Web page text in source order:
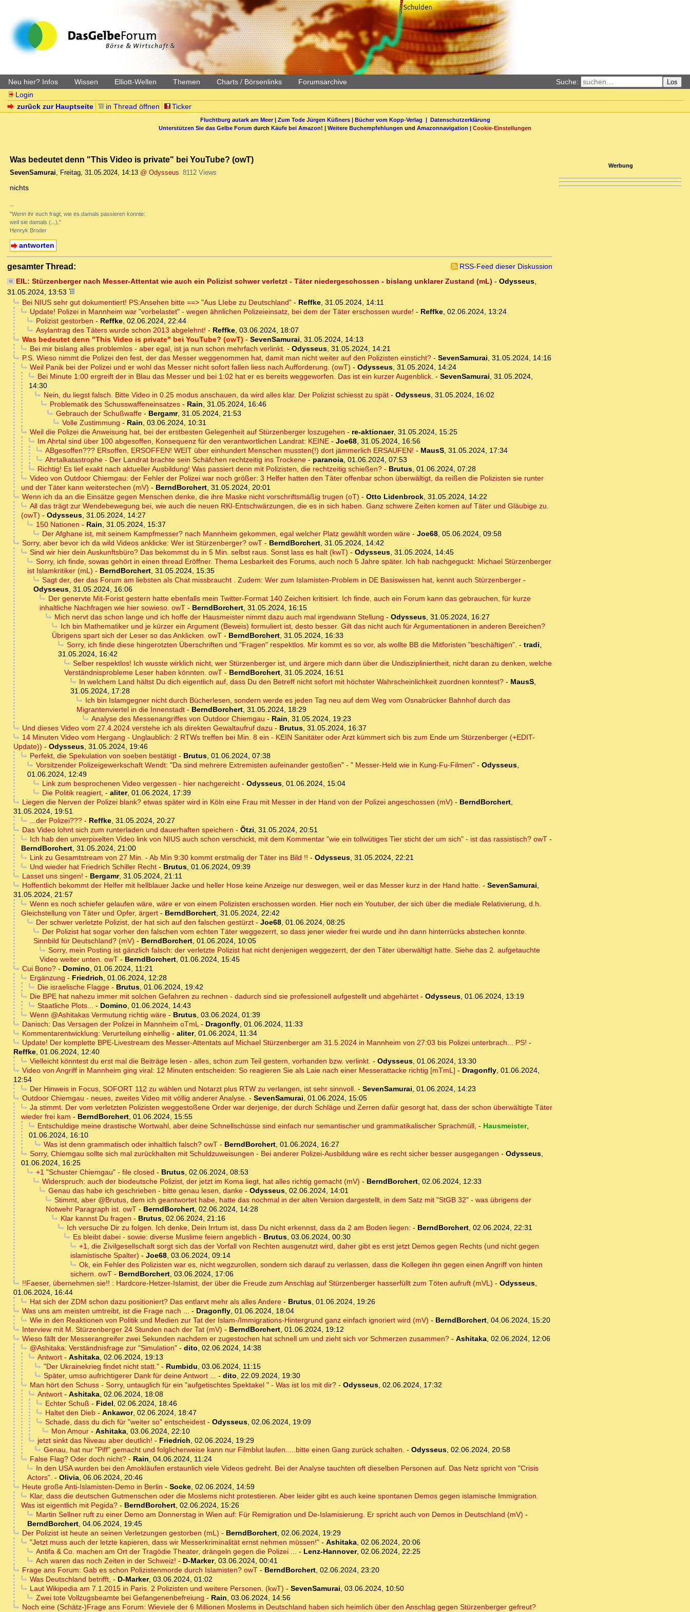
Neu hier? Infos Wissen Elliott-Wellen Themen Charts / Börsenlinks Forumsarchive Suche: Los
Login
zurück zur Hauptseite
in Thread öffnen Ticker
Fluchtburg autark am Meer| Zum Tode Jürgen Küßners| Bücher vom Kopp-Verlag | Datenschutzerklärung
Unterstützen Sie das Gelbe Forum durch Käufe bei Amazon! | Weitere Buchempfehlungen und Amazonnavigation | Cookie-Einstellungen
Was bedeutet denn "This Video is private" bei YouTube? (owT)
SevenSamurai, Freitag, 31.05.2024, 14:13 @ Odysseus 8112 Views
nichts
--
"Wenn ihr euch fragt, wie es damals passieren konnte:
weil sie damals (...)."
Henryk Broder
antworten
gesamter Thread:
RSS-Feed dieser Diskussion
EIL: Stürzenberger nach Messer-Attentat wie auch ein Polizist schwer verletzt - Täter niedergeschossen - bislang unklarer Zustand (mL) - Odysseus,
31.05.2024, 13:53
Bei NIUS sehr gut dokumentiert! PS:Ansehen bitte ==> "Aus LIebe zu Deutschland"- Reffke, 31.05.2024, 14:11
Update! Polizei in Mannheim war "vorbelastet" - wegen ähnlichen Polizeieinsatz, bei dem der Täter erschossen wurde! - Reffke, 02.06.2024, 13:24
Polizist gestorben - Reffke, 02.06.2024, 22:44
Asylantrag des Täters wurde schon 2013 abgelehnt! - Reffke, 03.06.2024, 18:07
Was bedeutet denn "This Video is private" bei YouTube? (owT) - SevenSamurai, 31.05.2024, 14:13
Bei mir bislang alles problemlos - aber egal, ist ja nun schon mehrfach verlinkt. - Odysseus, 31.05.2024, 14:21
P.S. Wieso nimmt die Polizei den fest, der das Messer weggenommen hat, damit man nicht weiter auf den Polizisten einsticht?- SevenSamurai, 31.05.2024, 14:16
Weil Panik bei der Polizei und er wohl das Messer nicht sofort fallen liess nach Aufforderung. (owT) - Odysseus, 31.05.2024, 14:24
Bei Minute 1:00 ergreift der in Blau das Messer und bei 1:02 hat er es bereits weggeworfen. Das ist ein kurzer Augenblick. - SevenSamurai, 31.05.2024,
14:30
Nein, du liegst falsch. Bitte Video in 0.25 modus anschauen, da wird alles klar. Der Polizist schiesst zu spät- Odysseus, 31.05.2024, 16:02
Problematik des Schusswaffeneinsatzes- Rain, 31.05.2024, 16:46
Gebrauch der Schußwaffe- Bergamr, 31.05.2024, 21:53
Volle Zustimmung - Rain, 03.06.2024, 10:31
Weil die Polizei die Anweisung hat, bei der erstbesten Gelegenheit auf Stürzenberger loszugehen - re-aktionaer, 31.05.2024, 15:25
Im Ahrtal sind über 100 abgesoffen, Konsequenz für den verantwortlichen Landrat: KEINE- Joe68, 31.05.2024, 16:56
ABgesoffen??? ERsoffen, ERSOFFEN! WEIT über einhundert Menschen mussten(!) dort jämmerlich ERSAUFEN! - MausS, 31.05.2024, 17:34
Ahrtalkatastrophe - Der Landrat brachte sein Schäfchen rechtzeitig ins Trockene- paranoia, 01.06.2024, 07:53
Richtig! Es lief exakt nach aktueller Ausbildung! Was passiert denn mit Polizisten, die rechtzeitig schießen?- Brutus, 01.06.2024, 07:28
Video von Outdoor Chiemgau: der Fehler der Polizei war noch größer: 3 Helfer hatten den Täter offenbar schon überwältigt, da reißen die Polizisten sie runter
und der Täter kann weiterstechen (mV) - BerndBorchert, 31.05.2024, 20:01
Wenn ich da an die Einsätze gegen Menschen denke, die ihre Maske nicht vorschriftsmäßig trugen (oT) - Otto Lidenbrock, 31.05.2024, 14:22
All das trägt zur Wendebewegung bei, wie auch die neuen RKI-Entschwärzungen, die es in sich haben. Ganz schwere Zeiten komen auf Täter und Gläubige zu.
(owT) - Odysseus, 31.05.2024, 14:27
150 Nationen - Rain, 31.05.2024, 15:37
Der Afghane ist, mit seinem Kampfmesser? nach Mannheim gekommen, egal welcher Platz gewählt worden wäre- Joe68, 05.06.2024, 09:58
Sorry, aber bevor ich da wild Videos anklicke: Wer ist Stürzenberger? owT- BerndBorchert, 31.05.2024, 14:42
Sind wir hier dein Auskunftsbüro? Das bekommst du in 5 Min. selbst raus. Sonst lass es halt (kwT) - Odysseus, 31.05.2024, 14:45
Sorry, ich finde, sowas gehört in einen thread Eröffner. Thema Lesbarkeit des Forums, auch noch 5 Jahre später. Ich hab nachgeguckt: Michael Stürzenberger
ist Islamkritiker (mL) - BerndBorchert, 31.05.2024, 15:35
Sagt der, der das Forum am liebsten als Chat missbraucht . Zudem: Wer zum Islamisten-Problem in DE Basiswissen hat, kennt auch Stürzenberger-
Odysseus, 31.05.2024, 16:06
Der genervte Mit-Forist gestern hatte ebenfalls mein Twitter-Format 140 Zeichen kritisiert. Ich finde, auch ein Forum kann das gebrauchen, für kurze
inhaltliche Nachfragen wie hier sowieso. owT - BerndBorchert, 31.05.2024, 16:15
Mich nervt das schon lange und ich hoffe der Hausmeister nimmt dazu auch mal irgendwann Stellung - Odysseus, 31.05.2024, 16:27
Ich bin Mathematiker und je kürzer ein Argument (Beweis) formuliert ist, desto besser. Gilt das nicht auch für Argumentationen in anderen Bereichen?
Übrigens spart sich der Leser so das Anklicken. owT - BerndBorchert, 31.05.2024, 16:33
Sorry, ich finde diese hingerotzten Überschriften und "Fragen" respektlos. Mir kommt es so vor, als wollte BB die Mitforisten "beschäftigen". - tradi,
31.05.2024, 16:42
Selber respektlos! Ich wusste wirklich nicht, wer Stürzenberger ist, und ärgere mich dann über die Undiszipliniertheit, nicht daran zu denken, welche
Verständnisprobleme Leser haben könnten. owT - BerndBorchert, 31.05.2024, 16:51
In welchem Land hältst Du dich eigentlich auf, dass Du den Betreff nicht sofort mit höchster Wahrscheinlichkeit zuordnen konntest?- MausS,
31.05.2024, 17:28
Ich bin Islamgegner nicht durch Bücherlesen, sondern werde es jeden Tag neu auf dem Weg vom Osnabrücker Bahnhof durch das
Migrantenviertel in die Innenstadt - BerndBorchert, 31.05.2024, 18:29
Analyse des Messenangriffes von Outdoor Chiemgau - Rain, 31.05.2024, 19:23
Und dieses Video vom 27.4.2024 verstehe ich als direkten Gewaltaufruf dazu - Brutus, 31.05.2024, 16:37
14 Minuten Video vom Hergang - Unglaublich: 2 RTWs treffen bei Min. 8 ein - KEIN Sanitäter oder Arzt kümmert sich bis zum Ende um Stürzenberger (+EDIT-
Update)) - Odysseus, 31.05.2024, 19:46
Perfekt, die Spekulation von soeben bestätigt- Brutus, 01.06.2024, 07:38
Vorsitzender Polizeigewerkschaft Wendt: "Da sind mehrere Extremisten aufeinander gestoßen" - " Messer-Held wie in Kung-Fu-Filmen"- Odysseus,
01.06.2024, 12:49
Link zum besprochenen Video vergessen - hier nachgereicht- Odysseus, 01.06.2024, 15:04
Die Politik reagiert, - aliter, 01.06.2024, 17:39
Liegen die Nerven der Polizei blank? etwas später wird in Köln eine Frau mit Messer in der Hand von der Polizei angeschossen (mV) - BerndBorchert,
31.05.2024, 19:51
...der Polizei???- Reffke, 31.05.2024, 20:27
Das Video lohnt sich zum runterladen und dauerhaften speichern - Ötzi, 31.05.2024, 20:51
Ich hab den unverpixelten Video link von NIUS auch schon verschickt, mit dem Kommentar "wie ein tollwütiges Tier sticht der um sich" - ist das rassistisch? owT-
BerndBorchert, 31.05.2024, 21:00
Link zu Gesamtstream von 27 Min. - Ab Min 9:30 kommt erstmalig der Täter ins Bild !! - Odysseus, 31.05.2024, 22:21
Und wieder hat Friedrich Schiller Recht- Brutus, 01.06.2024, 09:39
Lasset uns singen! - Bergamr, 31.05.2024, 21:11
Hoffentlich bekommt der Helfer mit hellblauer Jacke und heller Hose keine Anzeige nur deswegen, weil er das Messer kurz in der Hand hatte. - SevenSamurai,
31.05.2024, 21:57
Wenn es noch schiefer gelaufen wäre, wäre er von einem Polizisten erschossen worden. Hier noch ein Youtuber, der sich über die mediale Relativierung, d.h.
Gleichstellung von Täter und Opfer, ärgert - BerndBorchert, 31.05.2024, 22:42
Der schwer verletzte Polizist, der hat sich auf den falschen gestürzt- Joe68, 01.06.2024, 08:25
Der Polizist hat sogar vorher den falschen vom echten Täter weggezerrt, so dass jener wieder frei wurde und ihn dann hinterrücks abstechen konnte.
Sinnbild für Deutschland? (mV) - BerndBorchert, 01.06.2024, 10:05
Sorry, mein Posting ist gänzlich falsch: der verletzte Polizist hat nicht denjenigen weggezerrt, der den Täter überwältigt hatte. Siehe das 2. aufgetauchte
Video weiter unten. owT - BerndBorchert, 01.06.2024, 15:45
Cui Bono?- Domino, 01.06.2024, 11:21
Ergänzung - Friedrich, 01.06.2024, 12:28
Die israelische Flagge- Brutus, 01.06.2024, 19:42
Die BPE hat nahezu immer mit solchen Gefahren zu rechnen - dadurch sind sie professionell aufgestellt und abgehärtet- Odysseus, 01.06.2024, 13:19
Staatliche Plots... - Domino, 01.06.2024, 14:43
Wenn @Ashitakas Vermutung richtig wäre- Brutus, 03.06.2024, 01:39
Danisch: Das Versagen der Polizei in Mannheim oTmL- Dragonfly, 01.06.2024, 11:33
Kommentarentwicklung: Verurteilung einhellig - aliter, 01.06.2024, 11:34
Update! Der komplette BPE-Livestream des Messer-Attentats auf Michael Stürzenberger am 31.5.2024 in Mannheim von 27:03 bis Polizei unterbrach... PS! -
Reffke, 01.06.2024, 12:40
Vielleicht könntest du erst mal die Beiträge lesen - alles, schon zum Teil gestern, vorhanden bzw. verlinkt. - Odysseus, 01.06.2024, 13:30
Video von Angriff in Mannheim ging viral: 12 Minuten entscheiden: So reagieren Sie als Laie nach einer Messerattacke richtig [mTmL] - Dragonfly, 01.06.2024,
12:54
Der Hinweis in Focus, SOFORT 112 zu wählen und Notarzt plus RTW zu verlangen, ist sehr sinnvoll. - SevenSamurai, 01.06.2024, 14:23
Outdoor Chiemgau - neues, zweites Video mit völlig anderer Analyse. - SevenSamurai, 01.06.2024, 15:05
Ja stimmt. Der vom verletzten Polizisten weggestoßene Order war derjenige, der durch Schläge und Zerren dafür gesorgt hat, dass der schon überwältigte Täter
wieder frei kam - BerndBorchert, 01.06.2024, 15:55
Entschuldige meine drastische Wortwahl, aber deine Schnellschüsse sind einfach nur semantischer und grammatikalischer Sprachmüll, - Hausmeister,
01.06.2024, 16:10
Was ist denn grammatisch oder inhaltlich falsch? owT- BerndBorchert, 01.06.2024, 16:27
Sorry, Chiemgau sollte sich mal zurückhalten mit Schuldzuweisungen - Bei anderer Polizei-Ausbildung wäre es recht sicher besser ausgegangen - Odysseus,
01.06.2024, 16:25
+1 "Schuster Chiemgau" - file closed - Brutus, 02.06.2024, 08:53
Widerspruch: auch der biodeutsche Polizist, der jetzt im Koma liegt, hat alles richtig gemacht (mV) - BerndBorchert, 02.06.2024, 12:33
Genau das habe ich geschrieben - bitte genau lesen, danke- Odysseus, 02.06.2024, 14:01
Stimmt, aber @Brutus, dem ich geantwortet habe, hatte das nochmal in der alten Version dargestellt, in dem Satz mit "StGB 32" - was übrigens der
Notwehr Paragraph ist. owT - BerndBorchert, 02.06.2024, 14:28
Klar kannst Du fragen - Brutus, 02.06.2024, 21:16
Ich versuche Dir zu folgen. Ich denke, Dein Irrtum ist, dass Du nicht erkennst, dass da 2 am Boden liegen: - BerndBorchert, 02.06.2024, 22:31
Es bleibt dabei - sowie: diverse Muslime feiern angeblich - Brutus, 03.06.2024, 00:30
+1, die Zivilgesellschaft sorgt sich das der Vorfall von Rechten ausgenutzt wird, daher gibt es erst jetzt Demos gegen Rechts (und nicht gegen
islamistische Spalter) - Joe68, 03.06.2024, 09:14
Ok, ein Fehler des Polizisten war es, nicht wegzurollen, sondern sich darauf zu verlassen, dass die Kollegen ihn gegen einen Angriff von hinten
sichern. owT - BerndBorchert, 03.06.2024, 17:06
!!Faeser, übernehmen sie!! : Hardcore-Hetzer-Islamist, der über die Freude zum Anschlag auf Stürzenberger hasserfüllt zum Töten aufruft (mVL) - Odysseus,
01.06.2024, 16:44
Hat sich der ZDM schon dazu positioniert? Das entlarvt mehr als alles Andere- Brutus, 01.06.2024, 19:26
Was uns am meisten umtreibt, ist die Frage nach ... - Dragonfly, 01.06.2024, 18:04
Wie in den Reaktionen von Politik und Medien zur Tat der Islam-/Immigrations-Hintergrund ganz einfach ignoriert wird (mV) - BerndBorchert, 04.06.2024, 15:20
Interview mit M. Stürzenberger 24 Stunden nach der Tat (mV) - BerndBorchert, 01.06.2024, 19:12
Wieso fällt der Messerangreifer zwei Sekunden nachdem er zugestochen hat schnell um und zieht sich vor Schmerzen zusammen?- Ashitaka, 02.06.2024, 12:06
@Ashitaka: Verständnisfrage zur "Simulation"- dito, 02.06.2024, 14:38
Antwort- Ashitaka, 02.06.2024, 19:13
"Der Ukrainekrieg findet nicht statt."- Rumbidu, 03.06.2024, 11:15
Später, umso aufrichtigerer Dank für deine Antwort ... - dito, 22.09.2024, 19:30
Man hört den Schuss - Sorry, untauglich für ein "aufgetischtes Spektakel " - Was ist los mit dir?- Odysseus, 02.06.2024, 17:32
Antwort- Ashitaka, 02.06.2024, 18:08
Echter Schuß - Fidel, 02.06.2024, 18:46
Haltet den Dieb- Ankawor, 02.06.2024, 18:47
Schade, dass du dich für "weiter so" entscheidest- Odysseus, 02.06.2024, 19:09
Mon Amour- Ashitaka, 03.06.2024, 22:10
jetzt sinkt das Niveau aber deutlich! - Friedrich, 02.06.2024, 19:29
Genau, hat nur "Piff" gemacht und folglicherweise kann nur Filmblut laufen.....bitte einen Gang zurück schalten. - Odysseus, 02.06.2024, 20:58
False Flag? Oder doch nicht?- Rain, 04.06.2024, 11:24
In den USA wurden bei den Amokläufen erstaunlich viele Videos gedreht. Bei der Analyse tauchten oft dieselben Personen auf. Das Netz spricht von "Crisis
Actors". - Olivia, 06.06.2024, 20:46
Heute große Anti-Islamisten-Demo in Berlin - Socke, 02.06.2024, 14:59
Klar, dass die deutschen Gutmenschen oder die Moslems nicht protestieren. Aber leider gibt es auch keine spontanen Demos gegen islamische Immigration.
Was ist eigentlich mit Pegida? - BerndBorchert, 02.06.2024, 15:26
Martin Sellner ruft zu einer Demo am Donnerstag in Wien auf: Für Remigration und De-Islamisierung. Er spricht auch von Demos in Deutschland (mV) -
BerndBorchert, 04.06.2024, 19:45
Der Polizist ist heute an seinen Verletzungen gestorben (mL) - BerndBorchert, 02.06.2024, 19:29
"Jetzt muss auch der letzte kapieren, dass wir Messerkriminalität ernst nehmen müssen!"- Ashitaka, 02.06.2024, 20:06
Antifa & Co. machen am Ort der Tragödie Theater, drängeln gegen die Polizei ... - Lenz-Hannover, 02.06.2024, 22:25
Ach waren das noch Zeiten in der Schweiz! - D-Marker, 03.06.2024, 00:41
Frage ans Forum: Gab es schon Polizistenmorde durch Islamisten? owT- BerndBorchert, 02.06.2024, 23:20
Was Deutschland betrifft, - D-Marker, 03.06.2024, 01:02
Laut Wikipedia am 7.1.2015 in Paris. 2 Polizisten und weitere Personen. (kwT) - SevenSamurai, 03.06.2024, 10:50
Zwei tote Vollzugsbeamte bei Gefangenenbefreiung - Rain, 03.06.2024, 14:56
Noch eine (Schätz-)Frage ans Forum: Wieviele der 6 Millionen Moslems in Deutschland haben sich heimlich über den Anschlag gegen Stürzenberger gefreut?
Werbung